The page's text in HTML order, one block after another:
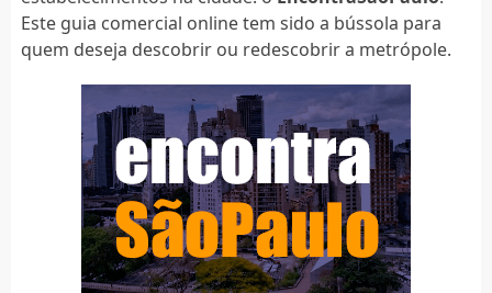
Este guia comercial online tem sido a bússola para
quem deseja descobrir ou redescobrir a metrópole.